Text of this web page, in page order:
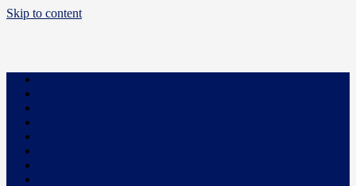
Skip to content
Business PRO
Новости про бизнес и не только